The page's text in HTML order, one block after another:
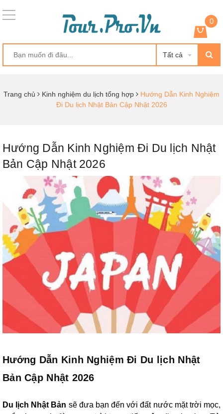
Tất cả
0
Trang chủ Kinh nghiệm du lịch tổng hợp
Hướng Dẫn Kinh Nghiệm
Đi Du lịch Nhật Bản Cập Nhật 2026
Hướng Dẫn Kinh Nghiệm Đi Du lịch Nhật
Bản Cập Nhật 2026
Hướng Dẫn Kinh Nghiệm Đi Du lịch Nhật
Bản Cập Nhật 2026
Du lịch Nhật Bản sẽ đưa bạn đến với đất nước mặt trời mọc,